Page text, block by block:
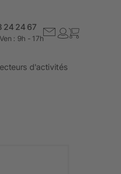
24 24 67
: 9h - 17h
d'activités